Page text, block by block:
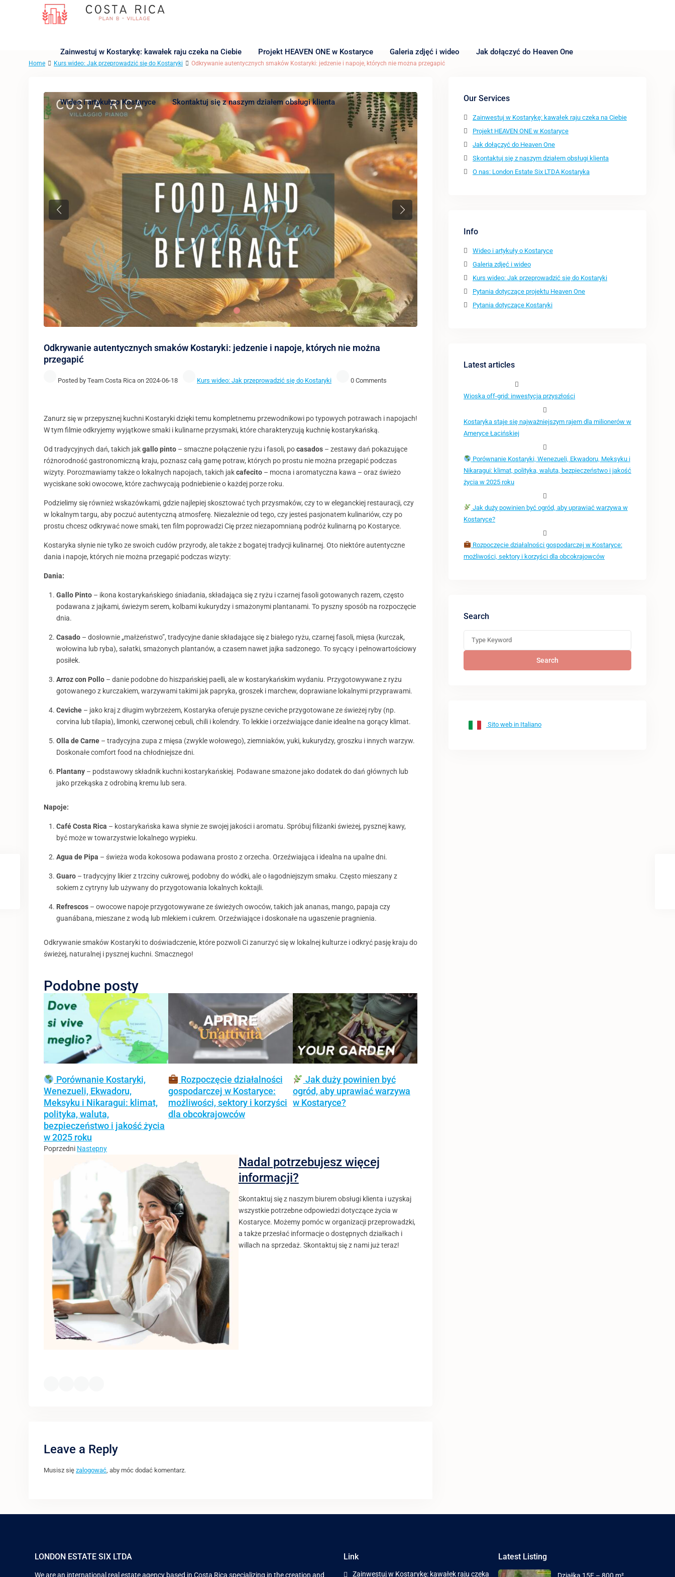
Zainwestuj w Kostarykę: kawałek raju czeka na Ciebie Projekt HEAVEN ONE w Kostaryce Galeria zdjęć i wideo Jak dołączyć do Heaven One
Wideo i artykuły o Kostaryce Skontaktuj się z naszym działem obsługi klienta
Home Kurs wideo: Jak przeprowadzić się do Kostaryki Odkrywanie autentycznych smaków Kostaryki: jedzenie i napoje, których nie można przegapić
Previous Next
Odkrywanie autentycznych smaków Kostaryki: jedzenie i napoje, których nie można
przegapić
Posted by Team Costa Rica on 2024-06-18 Kurs wideo: Jak przeprowadzić się do Kostaryki 0 Comments
Zanurz się w przepysznej kuchni Kostaryki dzięki temu kompletnemu przewodnikowi po typowych potrawach i napojach!
W tym filmie odkryjemy wyjątkowe smaki i kulinarne przysmaki, które charakteryzują kuchnię kostarykańską.
Od tradycyjnych dań, takich jakgallo pinto – smaczne połączenie ryżu i fasoli, pocasados – zestawy dań pokazujące
różnorodność gastronomiczną kraju, poznasz całą gamę potraw, których po prostu nie można przegapić podczas
wizyty. Porozmawiamy także o lokalnych napojach, takich jakcafecito – mocna i aromatyczna kawa – oraz świeżo
wyciskane soki owocowe, które zachwycają podniebienie o każdej porze roku.
Podzielimy się również wskazówkami, gdzie najlepiej skosztować tych przysmaków, czy to w eleganckiej restauracji, czy
w lokalnym targu, aby poczuć autentyczną atmosferę. Niezależnie od tego, czy jesteś pasjonatem kulinariów, czy po
prostu chcesz odkrywać nowe smaki, ten film poprowadzi Cię przez niezapomnianą podróż kulinarną po Kostaryce.
Kostaryka słynie nie tylko ze swoich cudów przyrody, ale także z bogatej tradycji kulinarnej. Oto niektóre autentyczne
dania i napoje, których nie można przegapić podczas wizyty:
Dania:
Gallo Pinto – ikona kostarykańskiego śniadania, składająca się z ryżu i czarnej fasoli gotowanych razem, często
podawana z jajkami, świeżym serem, kolbami kukurydzy i smażonymi plantanami. To pyszny sposób na rozpoczęcie
dnia.
Casado – dosłownie „małżeństwo”, tradycyjne danie składające się z białego ryżu, czarnej fasoli, mięsa (kurczak,
wołowina lub ryba), sałatki, smażonych plantanów, a czasem nawet jajka sadzonego. To sycący i pełnowartościowy
posiłek.
Arroz con Pollo – danie podobne do hiszpańskiej paelli, ale w kostarykańskim wydaniu. Przygotowywane z ryżu
gotowanego z kurczakiem, warzywami takimi jak papryka, groszek i marchew, doprawiane lokalnymi przyprawami.
Ceviche – jako kraj z długim wybrzeżem, Kostaryka oferuje pyszne ceviche przygotowane ze świeżej ryby (np.
corvina lub tilapia), limonki, czerwonej cebuli, chili i kolendry. To lekkie i orzeźwiające danie idealne na gorący klimat.
Olla de Carne – tradycyjna zupa z mięsa (zwykle wołowego), ziemniaków, yuki, kukurydzy, groszku i innych warzyw.
Doskonałe comfort food na chłodniejsze dni.
Plantany – podstawowy składnik kuchni kostarykańskiej. Podawane smażone jako dodatek do dań głównych lub
jako przekąska z odrobiną kremu lub sera.
Napoje:
Café Costa Rica – kostarykańska kawa słynie ze swojej jakości i aromatu. Spróbuj filiżanki świeżej, pysznej kawy,
być może w towarzystwie lokalnego wypieku.
Agua de Pipa – świeża woda kokosowa podawana prosto z orzecha. Orzeźwiająca i idealna na upalne dni.
Guaro – tradycyjny likier z trzciny cukrowej, podobny do wódki, ale o łagodniejszym smaku. Często mieszany z
sokiem z cytryny lub używany do przygotowania lokalnych koktajli.
Refrescos – owocowe napoje przygotowywane ze świeżych owoców, takich jak ananas, mango, papaja czy
guanábana, mieszane z wodą lub mlekiem i cukrem. Orzeźwiające i doskonałe na ugaszenie pragnienia.
Odkrywanie smaków Kostaryki to doświadczenie, które pozwoli Ci zanurzyć się w lokalnej kulturze i odkryć pasję kraju do
świeżej, naturalnej i pysznej kuchni. Smacznego!
Podobne posty
Porównanie Kostaryki,
Wenezueli, Ekwadoru,
Meksyku i Nikaragui: klimat,
polityka, waluta,
bezpieczeństwo i jakość życia
w 2025 roku
Rozpoczęcie działalności
gospodarczej w Kostaryce:
możliwości, sektory i korzyści
dla obcokrajowców
Jak duży powinien być
ogród, aby uprawiać warzywa
w Kostaryce?
Poprzedni Następny
Nadal potrzebujesz więcej
informacji?
Skontaktuj się z naszym biurem obsługi klienta i uzyskaj
wszystkie potrzebne odpowiedzi dotyczące życia w
Kostaryce. Możemy pomóc w organizacji przeprowadzki,
a także przesłać informacje o dostępnych działkach i
willach na sprzedaż. Skontaktuj się z nami już teraz!
Leave a Reply
Musisz się zalogować , aby móc dodać komentarz.
Our Services
Zainwestuj w Kostarykę: kawałek raju czeka na Ciebie
Projekt HEAVEN ONE w Kostaryce
Jak dołączyć do Heaven One
Skontaktuj się z naszym działem obsługi klienta
O nas: London Estate Six LTDA Kostaryka
Info
Wideo i artykuły o Kostaryce
Galeria zdjęć i wideo
Kurs wideo: Jak przeprowadzić się do Kostaryki
Pytania dotyczące projektu Heaven One
Pytania dotyczące Kostaryki
Latest articles
Wioska off-grid: inwestycja przyszłości
Kostaryka staje się najważniejszym rajem dla milionerów w
Ameryce Łacińskiej
Porównanie Kostaryki, Wenezueli, Ekwadoru, Meksyku i
Nikaragui: klimat, polityka, waluta, bezpieczeństwo i jakość
życia w 2025 roku
Jak duży powinien być ogród, aby uprawiać warzywa w
Kostaryce?
Rozpoczęcie działalności gospodarczej w Kostaryce:
możliwości, sektory i korzyści dla obcokrajowców
Search
Search
Sito web in Italiano
LONDON ESTATE SIX LTDA
We are an international real estate agency based in Costa Rica specializing in the creation and
Link
Zainwestuj w Kostarykę: kawałek raju czeka
Latest Listing
Działka 15E – 800 m²